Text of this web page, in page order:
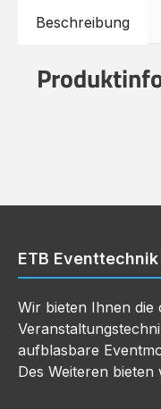
Beschreibung
ETB
Wir bieten Ihnen die
aufblasbare
Des Weiteren